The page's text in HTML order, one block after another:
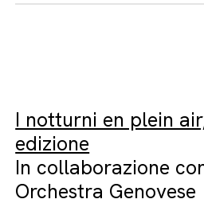
I notturni en plein
edizione
In collaborazione
Orchestra Genovese